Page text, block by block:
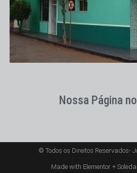
Nossa Página
© Todos os Direitos Reservados-
Made with Elementor +